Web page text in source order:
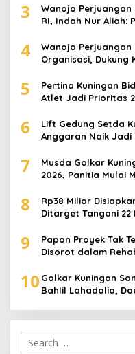
3
Wanoja Perjuangan
RI, Indah Nur Aliah:
4
Wanoja Perjuangan
Organisasi, Dukung
5
Pertina Kuningan
Atlet Jadi Prioritas
6
Lift Gedung Setda
Anggaran Naik Jadi
7
Musda Golkar
2026, Panitia Mulai
8
Rp38 Miliar
Ditarget Tangani 22
9
Papan Proyek Tak
Disorot dalam
10 Golkar Kuningan
Bahlil Lahadalia,
Search
for: